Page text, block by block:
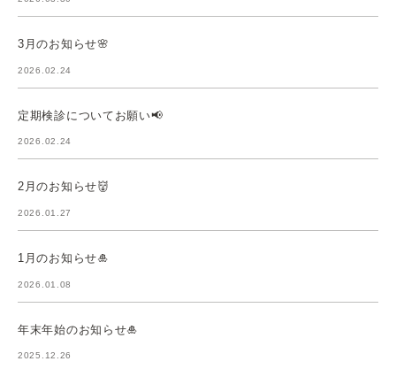
3月のお知らせ🌸
2026.02.24
定期検診についてお願い📢
2026.02.24
2月のお知らせ👹
2026.01.27
1月のお知らせ🎍
2026.01.08
年末年始のお知らせ🎍
2025.12.26